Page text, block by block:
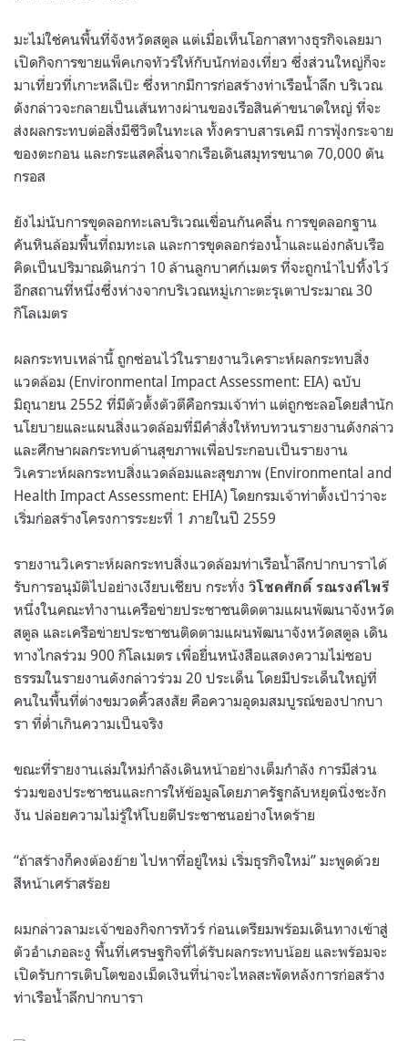
มะไม่ใช่คนพื้นที่จังหวัดสตูล แต่เมื่อเห็นโอกาสทางธุรกิจเลยมา
เปิดกิจการขายแพ็คเกจทัวร์ให้กับนักท่องเที่ยว ซึ่งส่วนใหญ่ก็จะ
มาเที่ยวที่เกาะหลีเป๊ะ ซึ่งหากมีการก่อสร้างท่าเรือน้ำลึก บริเวณ
ดังกล่าวจะกลายเป็นเส้นทางผ่านของเรือสินค้าขนาดใหญ่ ที่จะ
ส่งผลกระทบต่อสิ่งมีชีวิตในทะเล ทั้งคราบสารเคมี การฟุ้งกระจาย
ของตะกอน และกระแสคลื่นจากเรือเดินสมุทรขนาด 70,000 ตัน
กรอส
ยังไม่นับการขุดลอกทะเลบริเวณเขื่อนกันคลื่น การขุดลอกฐาน
คันหินล้อมพื้นที่ถมทะเล และการขุดลอกร่องน้ำและแอ่งกลับเรือ
คิดเป็นปริมาณดินกว่า 10 ล้านลูกบาศก์เมตร ที่จะถูกนำไปทิ้งไว้
อีกสถานที่หนึ่งซึ่งห่างจากบริเวณหมู่เกาะตะรุเตาประมาณ 30
กิโลเมตร
ผลกระทบเหล่านี้ ถูกซ่อนไว้ในรายงานวิเคราะห์ผลกระทบสิ่ง
แวดล้อม (Environmental Impact Assessment: EIA) ฉบับ
มิถุนายน 2552 ที่มีตัวตั้งตัวตีคือกรมเจ้าท่า แต่ถูกชะลอโดยสำนัก
นโยบายและแผนสิ่งแวดล้อมที่มีคำสั่งให้ทบทวนรายงานดังกล่าว
และศึกษาผลกระทบด้านสุขภาพเพื่อประกอบเป็นรายงาน
วิเคราะห์ผลกระทบสิ่งแวดล้อมและสุขภาพ (Environmental and
Health Impact Assessment: EHIA) โดยกรมเจ้าท่าตั้งเป้าว่าจะ
เริ่มก่อสร้างโครงการระยะที่ 1 ภายในปี 2559
รายงานวิเคราะห์ผลกระทบสิ่งแวดล้อมท่าเรือน้ำลึกปากบาราได้
รับการอนุมัติไปอย่างเงียบเชียบ กระทั่ง วิโชคศักดิ์ รณรงค์ไพรี
หนึ่งในคณะทำงานเครือข่ายประชาชนติดตามแผนพัฒนาจังหวัด
สตูล และเครือข่ายประชาชนติดตามแผนพัฒนาจังหวัดสตูล เดิน
ทางไกลร่วม 900 กิโลเมตร เพื่อยื่นหนังสือแสดงความไม่ชอบ
ธรรมในรายงานดังกล่าวร่วม 20 ประเด็น โดยมีประเด็นใหญ่ที่
คนในพื้นที่ต่างขมวดคิ้วสงสัย คือความอุดมสมบูรณ์ของปากบา
รา ที่ต่ำเกินความเป็นจริง
ขณะที่รายงานเล่มใหม่กำลังเดินหน้าอย่างเต็มกำลัง การมีส่วน
ร่วมของประชาชนและการให้ข้อมูลโดยภาครัฐกลับหยุดนิ่งชะงัก
งัน ปล่อยความไม่รู้ให้โบยตีประชาชนอย่างโหดร้าย
“ถ้าสร้างก็คงต้องย้าย ไปหาที่อยู่ใหม่ เริ่มธุรกิจใหม่” มะพูดด้วย
สีหน้าเศร้าสร้อย
ผมกล่าวลามะเจ้าของกิจการทัวร์ ก่อนเตรียมพร้อมเดินทางเข้าสู่
ตัวอำเภอละงู พื้นที่เศรษฐกิจที่ได้รับผลกระทบน้อย และพร้อมจะ
เปิดรับการเติบโตของเม็ดเงินที่น่าจะไหลสะพัดหลังการก่อสร้าง
ท่าเรือน้ำลึกปากบารา